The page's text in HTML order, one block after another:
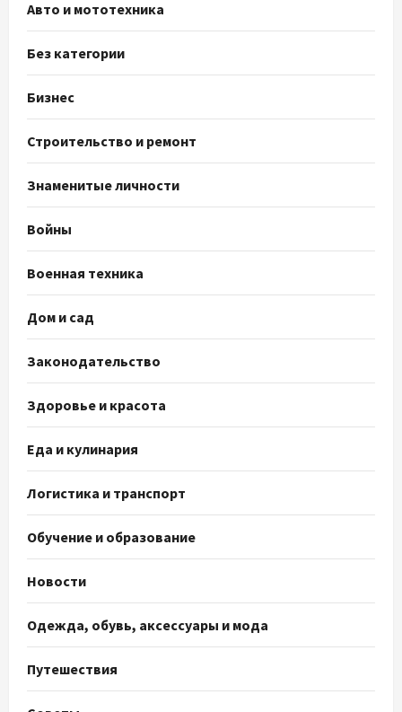
Авто и мототехника
Без категории
Бизнес
Строительство и ремонт
Знаменитые личности
Войны
Военная техника
Дом и сад
Законодательство
Здоровье и красота
Еда и кулинария
Логистика и транспорт
Обучение и образование
Новости
Одежда, обувь, аксессуары и мода
Путешествия